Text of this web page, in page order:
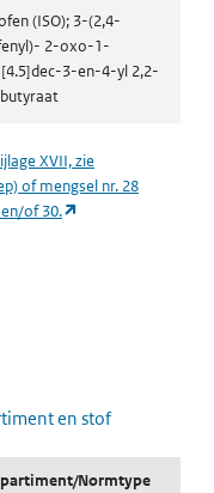
(ISO); 3-(2,4-
2-oxo-1-
3-en-4-yl 2,2-
XVII, zie
of mengsel nr. 28
of 30.
en stof
Normtype